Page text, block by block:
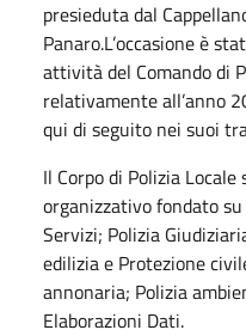
presieduta dal
Panaro.L’occasione è
attività del Comando di
relativamente all’anno
qui di seguito nei suoi
Il Corpo di Polizia
organizzativo fondato
Servizi; Polizia
edilizia e Protezione
annonaria; Polizia
Elaborazioni Dati.